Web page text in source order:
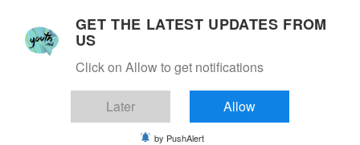
GET THE LATEST UPDATES FROM
US
Click on Allow to get notifications
Later Allow
by PushAlert